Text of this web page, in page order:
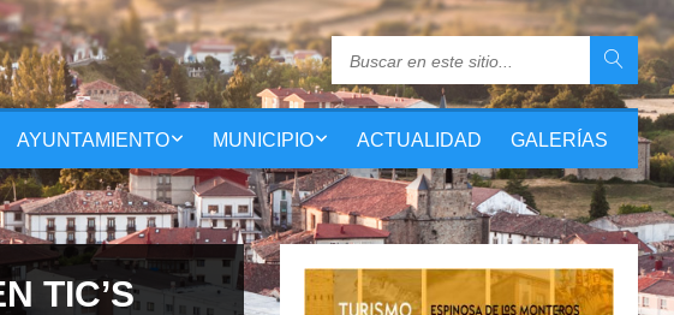
AYUNTAMIENTO MUNICIPIO ACTUALIDAD GALERÍAS
TIC’S